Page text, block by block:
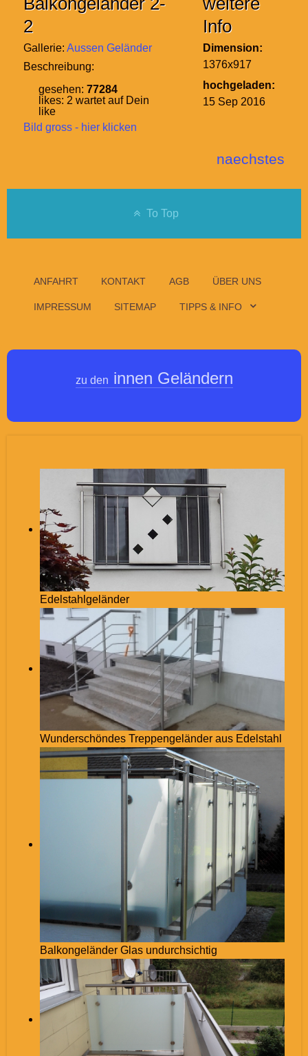
2
Gallerie: Aussen Geländer
Beschreibung:
gesehen: 77284
likes: 2 wartet auf Dein
like
Bild gross - hier klicken
Info
Dimension:
1376x917
hochgeladen:
15 Sep 2016
naechstes
To Top
ANFAHRT KONTAKT AGB ÜBER UNS
IMPRESSUM SITEMAP TIPPS & INFO
zu den innen Geländern
Edelstahlgeländer
Wunderschöndes Treppengeländer aus Edelstahl
Balkongeländer Glas undurchsichtig